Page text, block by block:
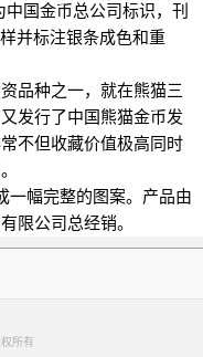
国金币总公司标识，刊
并标注银条成色和重
品种之一，就在熊猫三
发行了中国熊猫金币发
不但收藏价值极高同时
一幅完整的图案。产品由
限公司总经销。
所有